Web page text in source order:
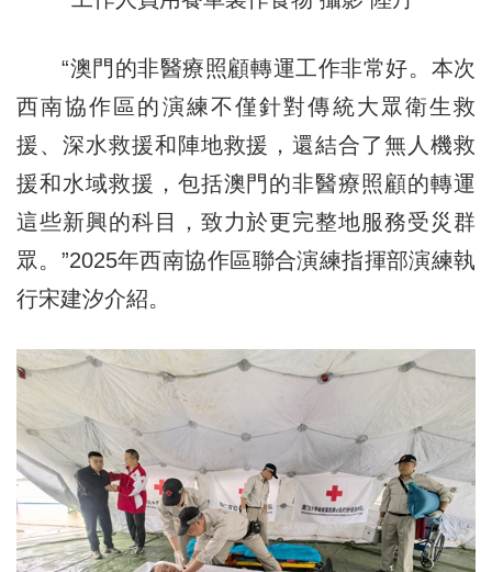
“澳門的非醫療照顧轉運工作非常好。本次
西南協作區的演練不僅針對傳統大眾衛生救
援、深水救援和陣地救援，還結合了無人機救
援和水域救援，包括澳門的非醫療照顧的轉運
這些新興的科目，致力於更完整地服務受災群
眾。”2025年西南協作區聯合演練指揮部演練執
行宋建汐介紹。